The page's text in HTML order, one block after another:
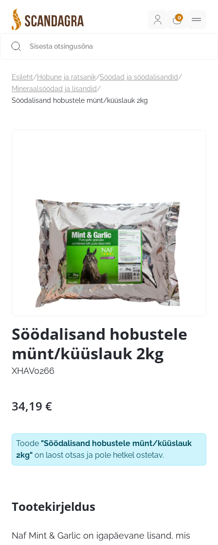
sisu
juurde
Esileht/Hobune ja ratsanik/Söödad ja söödalisandid/
Mineraalsöödad ja lisandid/
Söödalisand hobustele münt/küüslauk 2kg
Söödalisand hobustele
münt/küüslauk 2kg
XHAV0266
34,19 €
Toode "Söödalisand hobustele münt/küüslauk
2kg" on laost otsas ja pole hetkel ostetav.
Tootekirjeldus
Naf Mint & Garlic on igapäevane lisand, mis